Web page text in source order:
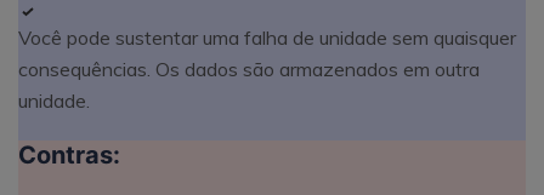
Você pode sustentar uma falha de unidade sem quaisquer
consequências. Os dados são armazenados em outra
unidade.
Contras: